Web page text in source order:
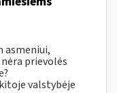
asmeniui,
prievolės
valstybėje